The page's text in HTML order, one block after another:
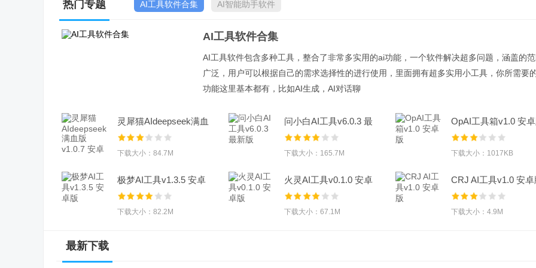
热门专题 AI工具软件合集 AI智能助手软件
AI工具软件合集
AI工具软件包含多种工具，整合了非常多实用的ai功能，一个软件解决超多问题，涵盖的范
广泛，用户可以根据自己的需求选择性的进行使用，里面拥有超多实用小工具，你所需要
功能这里基本都有，比如AI生成，AI对话聊
灵犀猫AIdeepseek满血
版v1.0.7 安卓
下载大小：84.7M
问小白AI工具v6.0.3 最
新版
下载大小：165.7M
OpAI工具箱v1.0 安
下载大小：1017KB
极梦AI工具v1.3.5 安卓
版
下载大小：82.2M
火灵AI工具v0.1.0 安卓
版
下载大小：67.1M
CRJ AI工具v1.0 安卓
下载大小：4.9M
最新下载